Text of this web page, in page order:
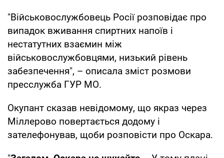
"Військовослужбовець Росії розповідає про
випадок вживання спиртних напоїв і
нестатутних взаємин між
військовослужбовцями, низький рівень
забезпечення", – описала зміст розмови
пресслужба ГУР МО.
Окупант сказав невідомому, що якраз через
Міллерово повертається додому і
зателефонував, щоби розповісти про Оскара.